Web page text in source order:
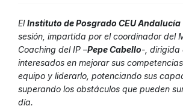
ElInstituto de Posgrado CEU Andalucía
sesión, impartida por el coordinador del
Coaching del IP –Pepe Cabello-, dirigida
interesados en mejorar sus
equipo y liderarlo, potenciando sus
superando los obstáculos que pueden
día.